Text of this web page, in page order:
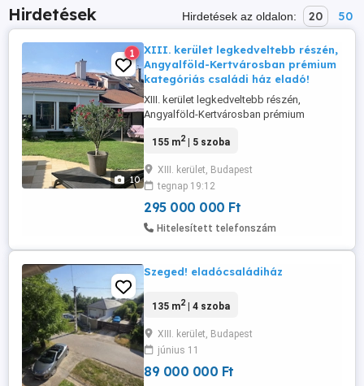
Hirdetések Hirdetések az oldalon: 20 50
10
1
XIII. kerület legkedveltebb részén,
Angyalföld-Kertvárosban prémium
kategóriás családi ház eladó!
XIII. kerület legkedveltebb részén,
Angyalföld-Kertvárosban prémium
Budapest XIII. kerületének csendes,
Kertvárosban kínálunk megvételre egy
kiváló adottságokkal rendelkező, 2021-
ben teljeskörűen és igényesen felújított,
155 m2| 5 szoba
XIII. kerület, Budapest
tegnap 19:12
295 000 000 Ft
Hitelesített telefonszám
Szeged! eladócsaládiház
135 m2| 4 szoba
XIII. kerület, Budapest
június 11
89 000 000 Ft